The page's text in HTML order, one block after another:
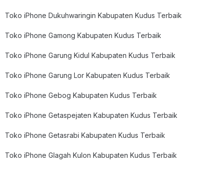
Toko iPhone Dukuhwaringin Kabupaten Kudus Terbaik
Toko iPhone Gamong Kabupaten Kudus Terbaik
Toko iPhone Garung Kidul Kabupaten Kudus Terbaik
Toko iPhone Garung Lor Kabupaten Kudus Terbaik
Toko iPhone Gebog Kabupaten Kudus Terbaik
Toko iPhone Getaspejaten Kabupaten Kudus Terbaik
Toko iPhone Getasrabi Kabupaten Kudus Terbaik
Toko iPhone Glagah Kulon Kabupaten Kudus Terbaik